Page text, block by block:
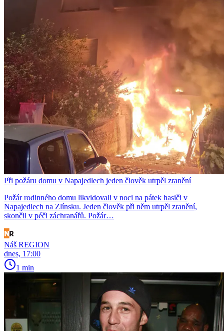
Při požáru domu v Napajedlech jeden člověk utrpěl zranění
Požár rodinného domu likvidovali v noci na pátek hasiči v
Napajedlech na Zlínsku. Jeden člověk při něm utrpěl zranění,
skončil v péči záchranářů. Požár…
Náš REGION
dnes, 17:00
1 min